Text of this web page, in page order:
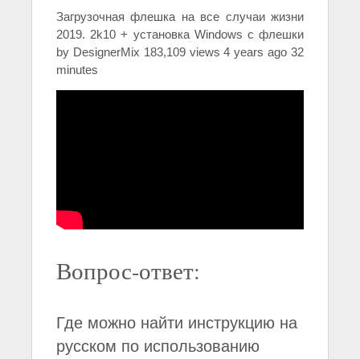
Загрузочная флешка на все случаи жизни
2019. 2k10 + установка Windows с флешки
by DesignerMix 183,109 views 4 years ago 32
minutes
Вопрос-ответ:
Где можно найти инструкцию на
русском по использованию